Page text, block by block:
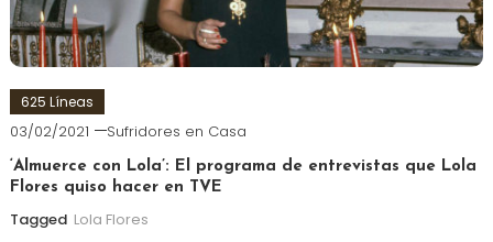
625 Líneas
03/02/2021 Sufridores en Casa
‘Almuerce con Lola’: El programa de entrevistas que Lola
Flores quiso hacer en TVE
Tagged Lola Flores